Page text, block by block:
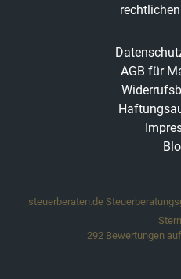
AGB für
steuerberaten.de
292 Bewertungen